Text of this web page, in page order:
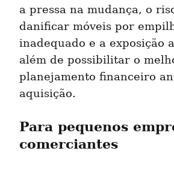
a pressa na mudança, o
danificar móveis por
inadequado e a exposição
além de possibilitar o
planejamento financeiro
aquisição.
Para pequenos
comerciantes